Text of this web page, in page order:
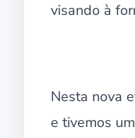
visando à
Nesta nova
e tivemos